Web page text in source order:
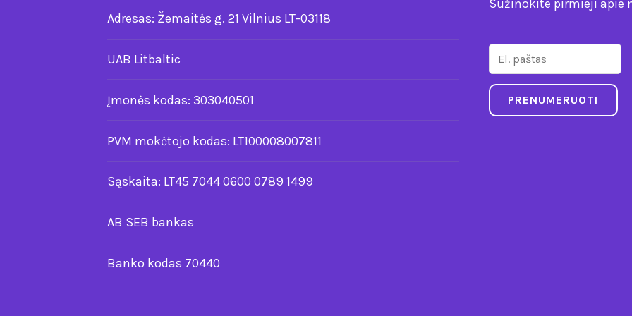
Adresas: Žemaitės g. 21 Vilnius LT-03118
UAB Litbaltic
Įmonės kodas: 303040501
PVM mokėtojo kodas: LT100008007811
Sąskaita: LT45 7044 0600 0789 1499
AB SEB bankas
Banko kodas 70440
Sužinokite pirmieji apie